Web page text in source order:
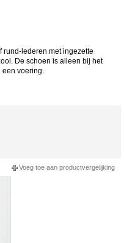
rund-lederen met ingezette
De schoen is alleen bij het
voering.
Voeg toe aan productvergelijking